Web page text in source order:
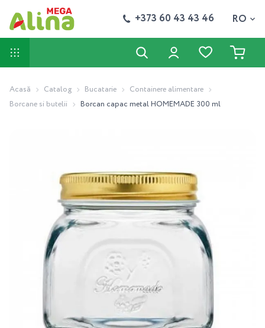
+373 60 43 43 46 RO
Acasă Catalog Bucatarie
Containere alimentare
Borcane si butelii
Borcan capac metal HOMEMADE 300 ml